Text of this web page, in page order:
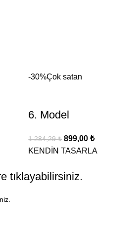
-30%Çok satan
6. Model
1.284,29₺ 899,00₺
KENDİN TASARLA
tıklayabilirsiniz.